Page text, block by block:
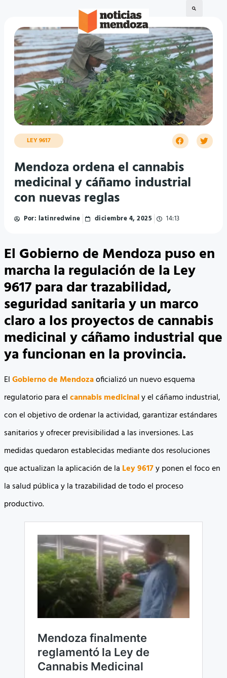
LEY 9617
Mendoza ordena el cannabis
medicinal y cáñamo industrial
con nuevas reglas
Por: latinredwine diciembre 4, 2025 14:13
El Gobierno de Mendoza puso en
marcha la regulación de la Ley
9617 para dar trazabilidad,
seguridad sanitaria y un marco
claro a los proyectos de cannabis
medicinal y cáñamo industrial que
ya funcionan en la provincia.
ElGobierno de Mendozaoficializó un nuevo esquema
regulatorio para elcannabis medicinaly el cáñamo industrial,
con el objetivo de ordenar la actividad, garantizar estándares
sanitarios y ofrecer previsibilidad a las inversiones. Las
medidas quedaron establecidas mediante dos resoluciones
que actualizan la aplicación de la Ley 9617y ponen el foco en
la salud pública y la trazabilidad de todo el proceso
productivo.